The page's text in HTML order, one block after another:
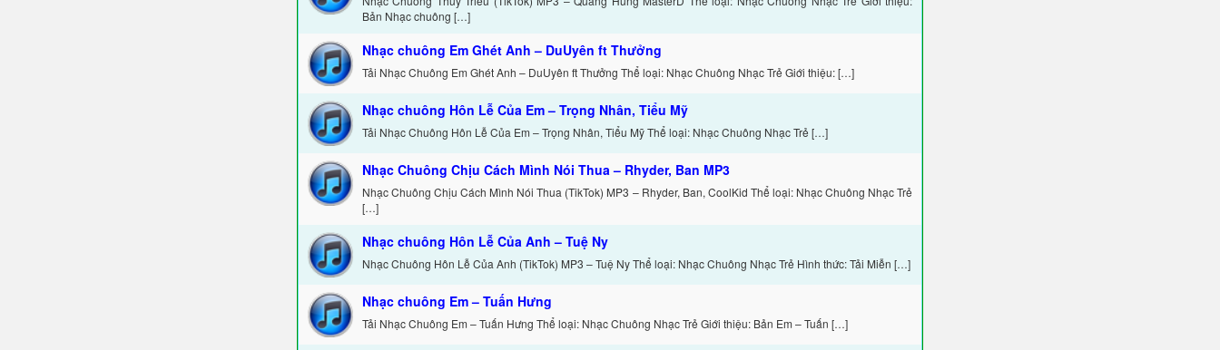
Bản Nhạc chuông […]
Nhạc chuông Em Ghét Anh – DuUyên ft Thưởng
Tải Nhạc Chuông Em Ghét Anh – DuUyên ft Thưởng Thể loại: Nhạc Chuông Nhạc Trẻ Giới thiệu: […]
Nhạc chuông Hôn Lễ Của Em – Trọng Nhân, Tiểu Mỹ
Tải Nhạc Chuông Hôn Lễ Của Em – Trọng Nhân, Tiểu Mỹ Thể loại: Nhạc Chuông Nhạc Trẻ […]
Nhạc Chuông Chịu Cách Mình Nói Thua – Rhyder, Ban MP3
Nhạc Chuông Chịu Cách Mình Nói Thua (TikTok) MP3 – Rhyder, Ban, CoolKid Thể loại: Nhạc Chuông Nhạc Trẻ
[…]
Nhạc chuông Hôn Lễ Của Anh – Tuệ Ny
Nhạc Chuông Hôn Lễ Của Anh (TikTok) MP3 – Tuệ Ny Thể loại: Nhạc Chuông Nhạc Trẻ Hình thức: Tải Miễn […]
Nhạc chuông Em – Tuấn Hưng
Tải Nhạc Chuông Em – Tuấn Hưng Thể loại: Nhạc Chuông Nhạc Trẻ Giới thiệu: Bản Em – Tuấn […]